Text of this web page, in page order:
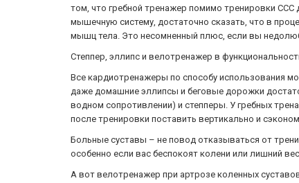
том, что гребной тренажер помимо тренировки ССС
мышечную систему, достаточно сказать, что в
мышц тела. Это несомненный плюс, если вы
Степпер, эллипс и велотренажер в
Все кардиотренажеры по способу использования
даже домашние эллипсы и беговые дорожки
водном сопротивлении) и степперы. У гребных
после тренировки поставить вертикально и
Больные суставы – не повод отказываться от
особенно если вас беспокоят колени или лишний
А вот велотренажер при артрозе коленных